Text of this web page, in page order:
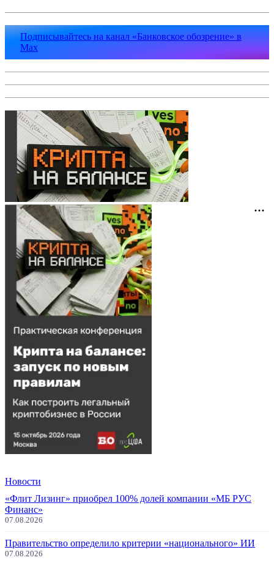
Подписывайтесь на канал «Банковское обозрение» в
Max
Новости
«Флит Лизинг» приобрел 100% долей компании «МБ РУС
Финанс»
07.08.2026
Правительство определило критерии «национального» ИИ
07.08.2026